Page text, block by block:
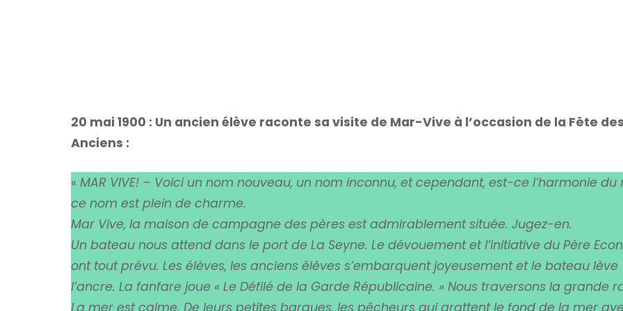
20 mai 1900 : Un ancien élève raconte sa visite de Mar-Vive à l’occasion de la Fête des
Anciens :
« MAR VIVE! – Voici un nom nouveau, un nom inconnu, et cependant, est-ce l’harmonie du
ce nom est plein de charme.
Mar Vive, la maison de campagne des pères est admirablement située. Jugez-en.
Un bateau nous attend dans le port de La Seyne. Le dévouement et l’initiative du Père
ont tout prévu. Les élèves, les anciens élèves s’embarquent joyeusement et le bateau lève
l’ancre. La fanfare joue « Le Défilé de la Garde Républicaine. » Nous traversons la grande
La mer est calme. De leurs petites barques, les pêcheurs qui grattent le fond de la mer